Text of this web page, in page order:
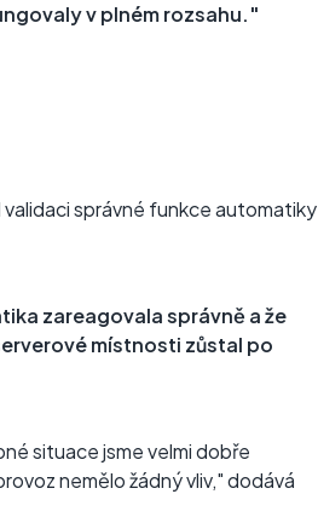
v plném rozsahu."
správné funkce automatiky
zareagovala správně a že
místnosti zůstal po
situace jsme velmi dobře
nemělo žádný vliv," dodává